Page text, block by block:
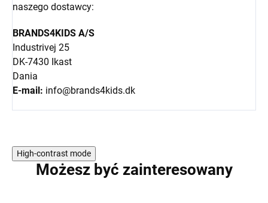
naszego dostawcy:
BRANDS4KIDS A/S
Industrivej 25
DK-7430 Ikast
Dania
E-mail: info@brands4kids.dk
High-contrast mode
Możesz być zainteresowany